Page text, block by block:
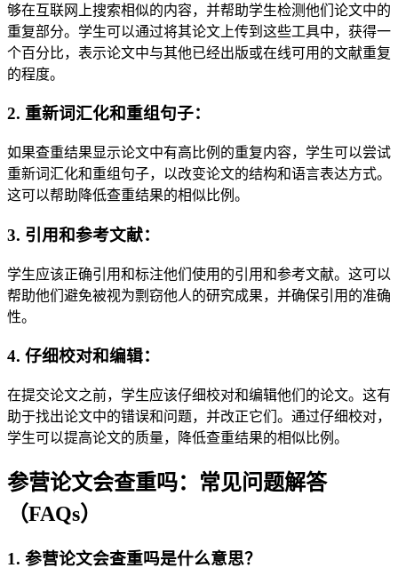
够在互联网上搜索相似的内容，并帮助学生检测他们论文中的
重复部分。学生可以通过将其论文上传到这些工具中，获得一
个百分比，表示论文中与其他已经出版或在线可用的文献重复
的程度。
2. 重新词汇化和重组句子：
如果查重结果显示论文中有高比例的重复内容，学生可以尝试
重新词汇化和重组句子，以改变论文的结构和语言表达方式。
这可以帮助降低查重结果的相似比例。
3. 引用和参考文献：
学生应该正确引用和标注他们使用的引用和参考文献。这可以
帮助他们避免被视为剽窃他人的研究成果，并确保引用的准确
性。
4. 仔细校对和编辑：
在提交论文之前，学生应该仔细校对和编辑他们的论文。这有
助于找出论文中的错误和问题，并改正它们。通过仔细校对，
学生可以提高论文的质量，降低查重结果的相似比例。
参营论文会查重吗：常见问题解答
（FAQs）
1. 参营论文会查重吗是什么意思？